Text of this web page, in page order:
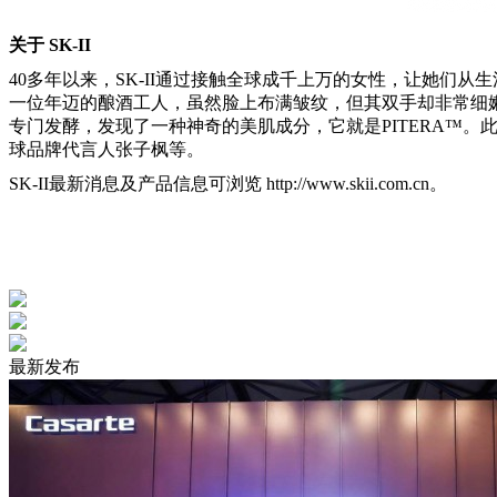
关于 SK-II
40多年以来，SK-II通过接触全球成千上万的女性，让她们从
一位年迈的酿酒工人，虽然脸上布满皱纹，但其双手却非常
专门发酵，发现了一种神奇的美肌成分，它就是PITERA™。
球品牌代言人张子枫等。
SK-II最新消息及产品信息可浏览 http://www.skii.com.cn。
最新发布